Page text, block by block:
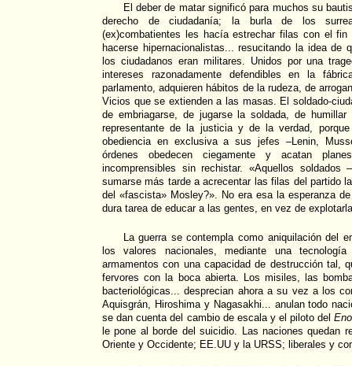
El deber de matar significó para muchos su
derecho de ciudadanía; la burla de los
(ex)combatientes les hacía estrechar filas con el
hacerse hipernacionalistas... resucitando la idea de
los ciudadanos eran militares. Unidos por una
intereses razonadamente defendibles en la
parlamento, adquieren hábitos de la rudeza, de
Vicios que se extienden a las masas. El soldado-
de embriagarse, de jugarse la soldada, de
representante de la justicia y de la verdad,
obediencia en exclusiva a sus jefes –Lenin,
órdenes obedecen ciegamente y acatan
incomprensibles sin rechistar. «Aquellos soldados
sumarse más tarde a acrecentar las filas del partido
del «fascista» Mosley?». No era esa la esperanza
dura tarea de educar a las gentes, en vez de
La guerra se contempla como aniquilación del
los valores nacionales, mediante una
armamentos con una capacidad de destrucción tal,
fervores con la boca abierta. Los misiles, las
bacteriológicas... desprecian ahora a su vez a los
Aquisgrán, Hiroshima y Nagasakhi... anulan todo
se dan cuenta del cambio de escala y el piloto del
le pone al borde del suicidio. Las naciones quedan
Oriente y Occidente; EE.UU y la URSS; liberales y